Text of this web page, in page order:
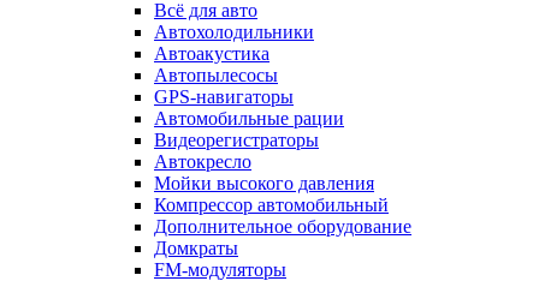
Всё для авто
Автохолодильники
Автоакустика
Автопылесосы
GPS-навигаторы
Автомобильные рации
Видеорегистраторы
Автокресло
Мойки высокого давления
Компрессор автомобильный
Дополнительное оборудование
Домкраты
FM-модуляторы